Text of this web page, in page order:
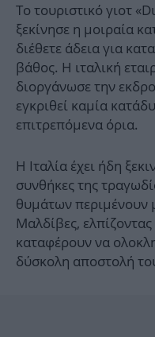
Το τουριστικό γιοτ
ξεκίνησε η μοιραία
διέθετε άδεια για
βάθος. Η ιταλική
διοργάνωσε την
εγκριθεί καμία
επιτρεπόμενα όρια.
Η Ιταλία έχει ήδη
συνθήκες της
θυμάτων περιμένουν
Μαλδίβες,
καταφέρουν να
δύσκολη αποστολή